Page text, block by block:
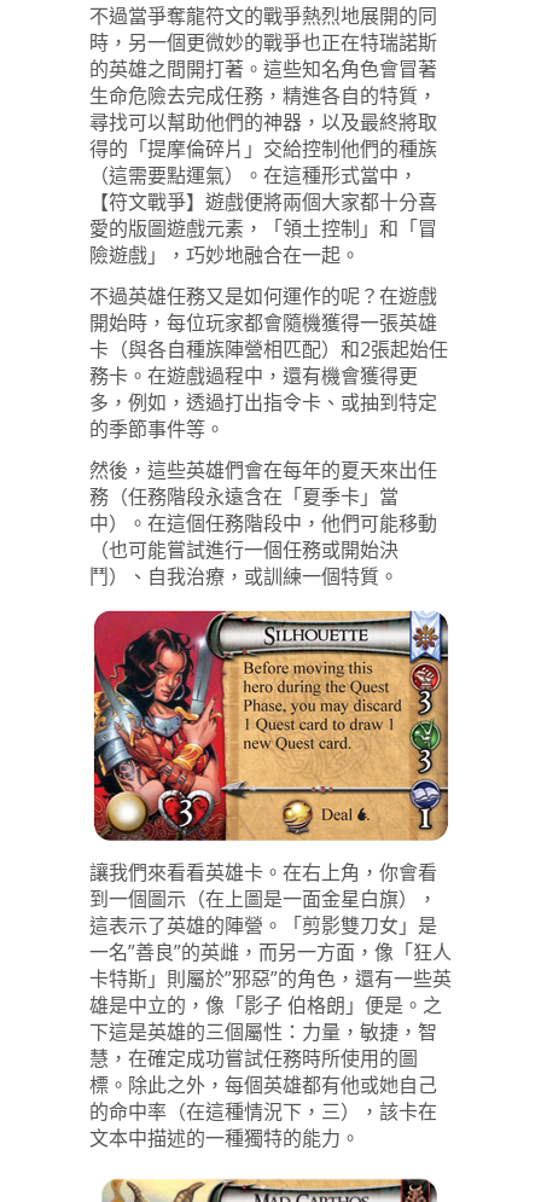
不過當爭奪龍符文的戰爭熱烈地展開的同
時，另一個更微妙的戰爭也正在特瑞諾斯
的英雄之間開打著。這些知名角色會冒著
生命危險去完成任務，精進各自的特質，
尋找可以幫助他們的神器，以及最終將取
得的「提摩倫碎片」交給控制他們的種族
（這需要點運氣）。在這種形式當中，
【符文戰爭】遊戲便將兩個大家都十分喜
愛的版圖遊戲元素，「領土控制」和「冒
險遊戲」，巧妙地融合在一起。
不過英雄任務又是如何運作的呢？在遊戲
開始時，每位玩家都會隨機獲得一張英雄
卡（與各自種族陣營相匹配）和2張起始任
務卡。在遊戲過程中，還有機會獲得更
多，例如，透過打出指令卡、或抽到特定
的季節事件等。
然後，這些英雄們會在每年的夏天來出任
務（任務階段永遠含在「夏季卡」當
中）。在這個任務階段中，他們可能移動
（也可能嘗試進行一個任務或開始決
鬥）、自我治療，或訓練一個特質。
讓我們來看看英雄卡。在右上角，你會看
到一個圖示（在上圖是一面金星白旗），
這表示了英雄的陣營。「剪影雙刀女」是
一名”善良”的英雌，而另一方面，像「狂人
卡特斯」則屬於”邪惡”的角色，還有一些英
雄是中立的，像「影子 伯格朗」便是。之
下這是英雄的三個屬性：力量，敏捷，智
慧，在確定成功嘗試任務時所使用的圖
標。除此之外，每個英雄都有他或她自己
的命中率（在這種情況下，三），該卡在
文本中描述的一種獨特的能力。